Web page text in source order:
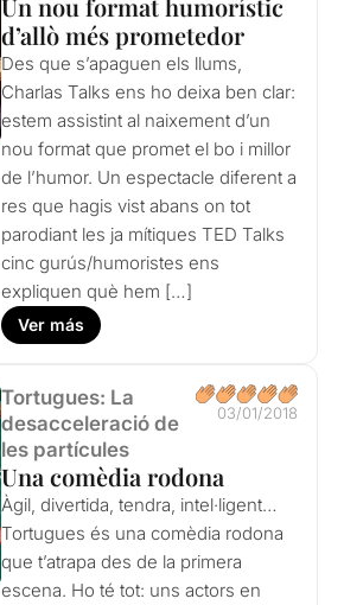
d’allò més prometedor
Des que s’apaguen els llums,
Charlas Talks ens ho deixa ben clar:
estem assistint al naixement d’un
nou format que promet el bo i millor
de l’humor. Un espectacle diferent a
res que hagis vist abans on tot
parodiant les ja mítiques TED Talks
cinc gurús/humoristes ens
expliquen què hem […]
Ver más
Tortugues: La
desacceleració de
les partícules
03/01/2018
Una comèdia rodona
Àgil, divertida, tendra, intel·ligent…
Tortugues és una comèdia rodona
que t’atrapa des de la primera
escena. Ho té tot: uns actors en